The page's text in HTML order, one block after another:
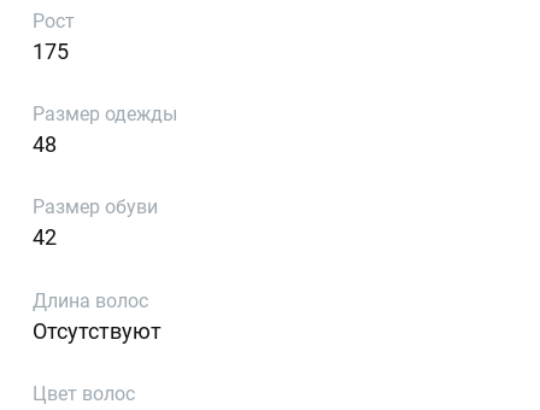
Рост
175
Размер одежды
48
Размер обуви
42
Длина волос
Отсутствуют
Цвет волос